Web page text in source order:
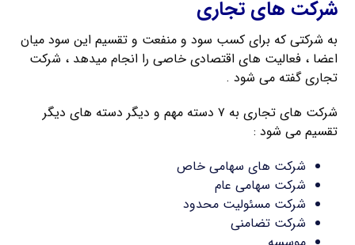
شرکت های تجاری
به شرکتی که برای کسب سود و منفعت و تقسیم این سود میان
اعضا ، فعالیت های اقتصادی خاصی را انجام میدهد ، شرکت
تجاری گفته می شود .
شرکت های تجاری به ۷ دسته مهم و دیگر دسته های دیگر
تقسیم می شود :
شرکت های سهامی خاص
شرکت سهامی عام
شرکت مسئولیت محدود
شرکت تضامنی